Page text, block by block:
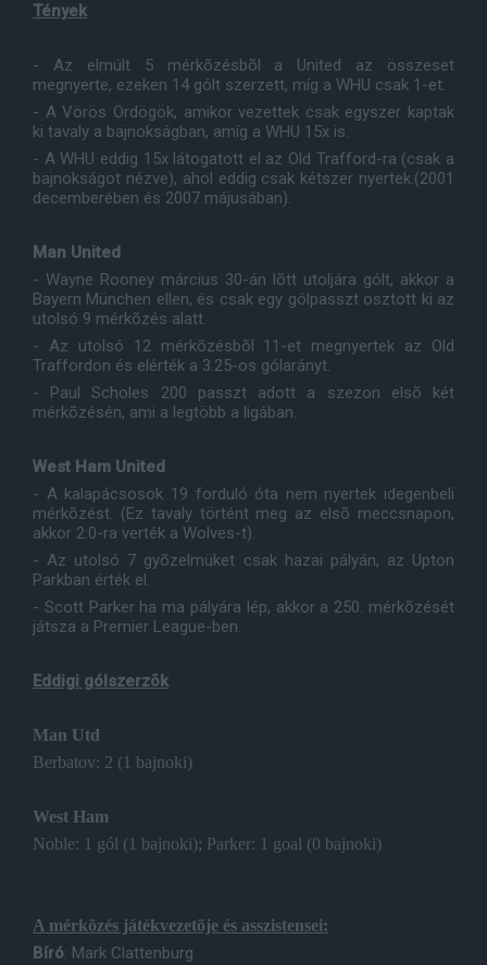
Tények
- Az elmúlt 5 mérkõzésbõl a United az összeset
megnyerte, ezeken 14 gólt szerzett, míg a WHU csak 1-et.
- A Vörös Ördögök, amikor vezettek csak egyszer kaptak
ki tavaly a bajnokságban, amíg a WHU 15x is.
- A WHU eddig 15x látogatott el az Old Trafford-ra (csak a
bajnokságot nézve), ahol eddig csak kétszer nyertek.(2001
decemberében és 2007 májusában).
Man United
- Wayne Rooney március 30-án lõtt utoljára gólt, akkor a
Bayern München ellen, és csak egy gólpasszt osztott ki az
utolsó 9 mérkõzés alatt.
- Az utolsó 12 mérkõzésbõl 11-et megnyertek az Old
Traffordon és elérték a 3.25-os gólarányt.
- Paul Scholes 200 passzt adott a szezon elsõ két
mérkõzésén, ami a legtöbb a ligában.
West Ham United
- A kalapácsosok 19 forduló óta nem nyertek idegenbeli
mérkõzést. (Ez tavaly történt meg az elsõ meccsnapon,
akkor 2:0-ra verték a Wolves-t).
- Az utolsó 7 gyõzelmüket csak hazai pályán, az Upton
Parkban érték el.
- Scott Parker ha ma pályára lép, akkor a 250. mérkõzését
játsza a Premier League-ben.
Eddigi gólszerzõk
Man Utd
Berbatov: 2 (1 bajnoki)
West Ham
Noble: 1 gól (1 bajnoki); Parker: 1 goal (0 bajnoki)
A mérkõzés játékvezetõje és asszistensei:
Bíró: Mark Clattenburg